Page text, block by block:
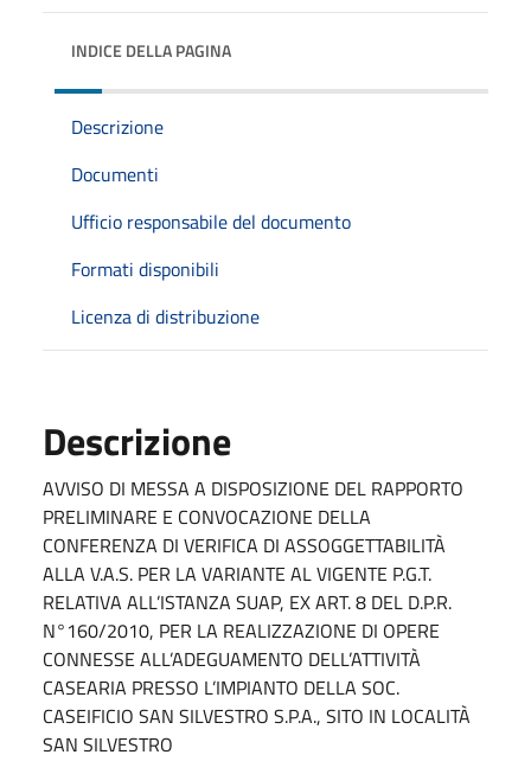
INDICE DELLA PAGINA
Descrizione
Documenti
Ufficio responsabile del documento
Formati disponibili
Licenza di distribuzione
Descrizione
AVVISO DI MESSA A DISPOSIZIONE DEL RAPPORTO
PRELIMINARE E CONVOCAZIONE DELLA
CONFERENZA DI VERIFICA DI ASSOGGETTABILITÀ
ALLA V.A.S. PER LA VARIANTE AL VIGENTE P.G.T.
RELATIVA ALL’ISTANZA SUAP, EX ART. 8 DEL D.P.R.
N°160/2010, PER LA REALIZZAZIONE DI OPERE
CONNESSE ALL’ADEGUAMENTO DELL’ATTIVITÀ
CASEARIA PRESSO L’IMPIANTO DELLA SOC.
CASEIFICIO SAN SILVESTRO S.P.A., SITO IN LOCALITÀ
SAN SILVESTRO